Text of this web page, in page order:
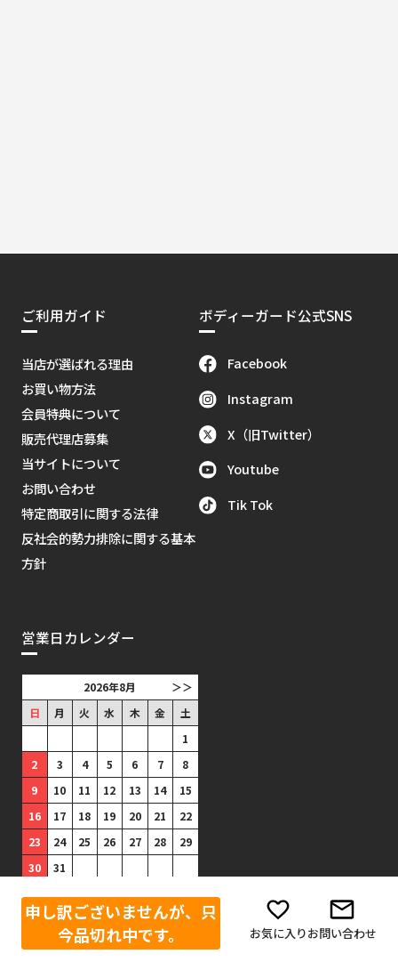
申し訳ございませんが、只
今品切れ中です。
お気に入りお問い合わせ
ご利用ガイド
当店が選ばれる理由
お買い物方法
会員特典について
販売代理店募集
当サイトについて
お問い合わせ
特定商取引に関する法律
反社会的勢力排除に関する基本
方針
ボディーガード公式SNS
Facebook
Instagram
X（旧Twitter）
Youtube
Tik Tok
営業日カレンダー
＞＞
2026年8月
日
月 火 水 木 金
土
1
2
3 4 5 6 7
8
9
10 11 12 13 14
15
16
17 18 19 20 21
22
23
24 25 26 27 28
29
30
31
■は出荷がありません。(祝日
は出荷あり)